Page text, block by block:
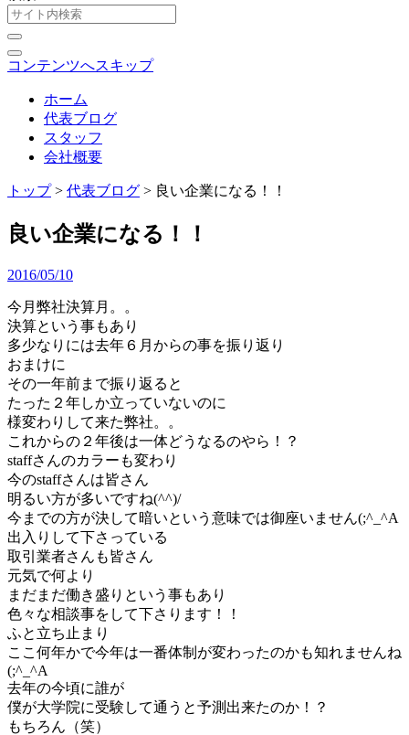
コンテンツへスキップ
ホーム
代表ブログ
スタッフ
会社概要
トップ> 代表ブログ > 良い企業になる！！
良い企業になる！！
2016/05/10
今月弊社決算月。。
決算という事もあり
多少なりには去年６月からの事を振り返り
おまけに
その一年前まで振り返ると
たった２年しか立っていないのに
様変わりして来た弊社。。
これからの２年後は一体どうなるのやら！？
staffさんのカラーも変わり
今のstaffさんは皆さん
明るい方が多いですね(^^)/
今までの方が決して暗いという意味では御座いません(;^_^A
出入りして下さっている
取引業者さんも皆さん
元気で何より
まだまだ働き盛りという事もあり
色々な相談事をして下さります！！
ふと立ち止まり
ここ何年かで今年は一番体制が変わったのかも知れませんね
(;^_^A
去年の今頃に誰が
僕が大学院に受験して通うと予測出来たのか！？
もちろん（笑）